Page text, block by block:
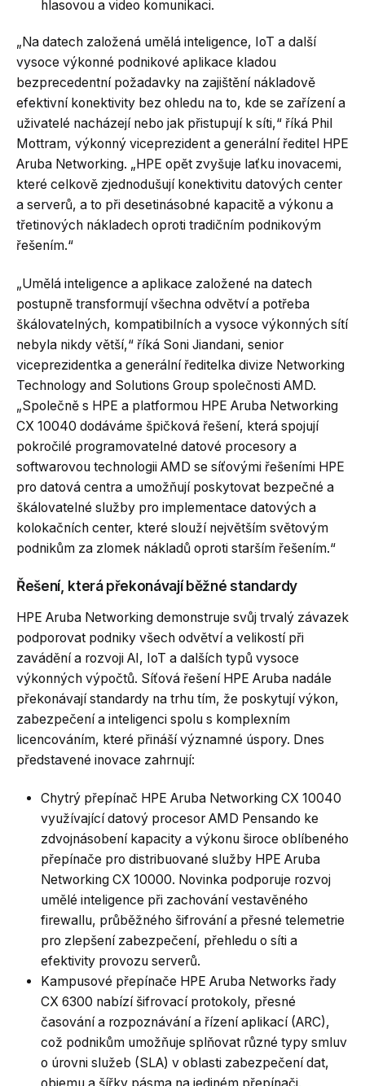
hlasovou a video komunikaci.
„Na datech založená umělá inteligence, IoT a další
vysoce výkonné podnikové aplikace kladou
bezprecedentní požadavky na zajištění nákladově
efektivní konektivity bez ohledu na to, kde se zařízení a
uživatelé nacházejí nebo jak přistupují k síti,“ říká Phil
Mottram, výkonný viceprezident a generální ředitel HPE
Aruba Networking. „HPE opět zvyšuje laťku inovacemi,
které celkově zjednodušují konektivitu datových center
a serverů, a to při desetinásobné kapacitě a výkonu a
třetinových nákladech oproti tradičním podnikovým
řešením.“
„Umělá inteligence a aplikace založené na datech
postupně transformují všechna odvětví a potřeba
škálovatelných, kompatibilních a vysoce výkonných sítí
nebyla nikdy větší,“ říká Soni Jiandani, senior
viceprezidentka a generální ředitelka divize Networking
Technology and Solutions Group společnosti AMD.
„Společně s HPE a platformou HPE Aruba Networking
CX 10040 dodáváme špičková řešení, která spojují
pokročilé programovatelné datové procesory a
softwarovou technologii AMD se síťovými řešeními HPE
pro datová centra a umožňují poskytovat bezpečné a
škálovatelné služby pro implementace datových a
kolokačních center, které slouží největším světovým
podnikům za zlomek nákladů oproti starším řešením.“
Řešení, která překonávají běžné standardy
HPE Aruba Networking demonstruje svůj trvalý závazek
podporovat podniky všech odvětví a velikostí při
zavádění a rozvoji AI, IoT a dalších typů vysoce
výkonných výpočtů. Síťová řešení HPE Aruba nadále
překonávají standardy na trhu tím, že poskytují výkon,
zabezpečení a inteligenci spolu s komplexním
licencováním, které přináší významné úspory. Dnes
představené inovace zahrnují:
Chytrý přepínač HPE Aruba Networking CX 10040
využívající datový procesor AMD Pensando ke
zdvojnásobení kapacity a výkonu široce oblíbeného
přepínače pro distribuované služby HPE Aruba
Networking CX 10000. Novinka podporuje rozvoj
umělé inteligence při zachování vestavěného
firewallu, průběžného šifrování a přesné telemetrie
pro zlepšení zabezpečení, přehledu o síti a
efektivity provozu serverů.
Kampusové přepínače HPE Aruba Networks řady
CX 6300 nabízí šifrovací protokoly, přesné
časování a rozpoznávání a řízení aplikací (ARC),
což podnikům umožňuje splňovat různé typy smluv
o úrovni služeb (SLA) v oblasti zabezpečení dat,